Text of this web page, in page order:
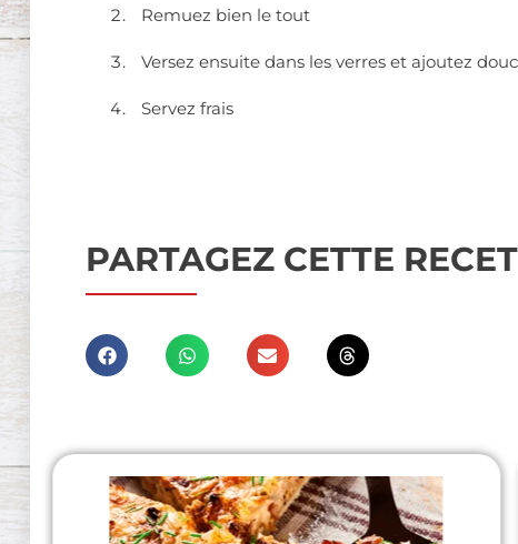
Remuez bien le tout
Versez ensuite dans les verres et ajoutez
Servez frais
PARTAGEZ CETTE